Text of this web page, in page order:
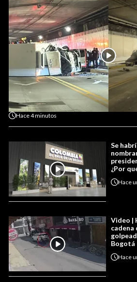
Hace4 minutos
Se
¿Por
Hace
Video |
cadena
Bogotá
Hace